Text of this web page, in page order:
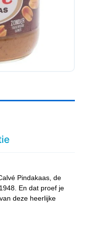
Pindakaas, de
En dat proef je
deze heerlijke